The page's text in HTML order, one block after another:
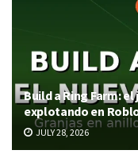
Build a Ring Farm:
explotando en
JULY 28, 2026